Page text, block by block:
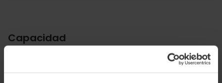
Capacidad
80